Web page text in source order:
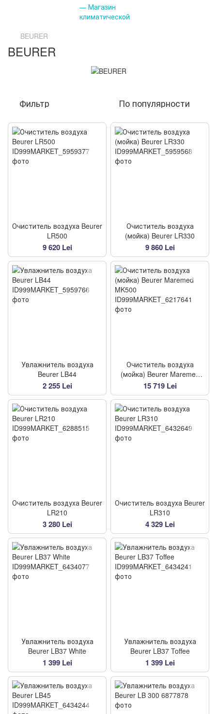
BEURER
BEURER
Фильтр По популярности
Очиститель воздуха Beurer
LR500
9 620 Lei
Очиститель воздуха
(мойка) Beurer LR330
9 860 Lei
Увлажнитель воздуха
Beurer LB44
2 255 Lei
Очиститель воздуха
(мойка) Beurer Maremed
MK500
15 719 Lei
Очиститель воздуха Beurer
LR210
3 280 Lei
Очиститель воздуха Beurer
LR310
4 329 Lei
Увлажнитель воздуха
Beurer LB37 White
1 399 Lei
Увлажнитель воздуха
Beurer LB37 Toffee
1 399 Lei